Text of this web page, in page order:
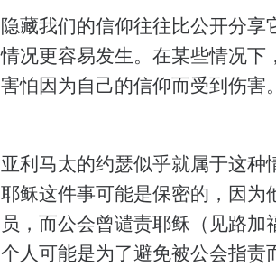
隐藏我们的信仰往往比公开分
情况更容易发生。在某些情况
害怕因为自己的信仰而受到伤害。
亚利马太的约瑟似乎就属于这
耶稣这件事可能是保密的，因
员，而公会曾谴责耶稣（见路加
个人可能是为了避免被公会指